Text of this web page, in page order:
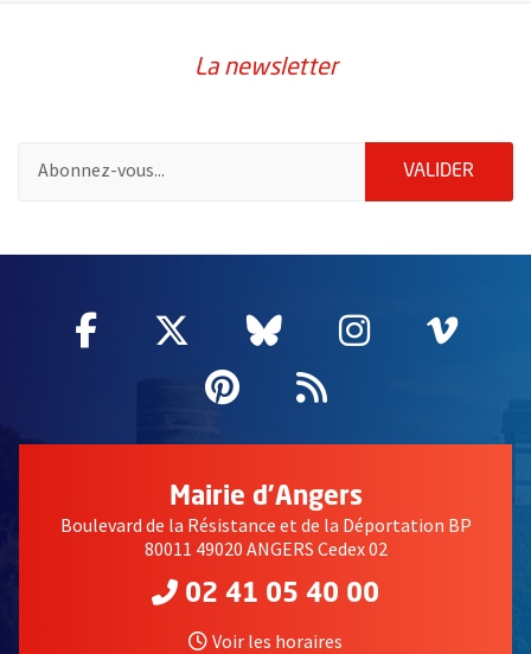
La newsletter
VALIDER
Facebook
, Ouvre une nouvelle fenêtre
Twitter
, Ouvre une nouvelle
Bluesky
, Ouvre une
Instagram
, Ouvre
,
Pinterest
, Ouvre une
Flux RSS
Mairie d'Angers
Boulevard de la Résistance et de la Déportation BP
80011 49020 ANGERS Cedex 02
02 41 05 40 00
Voir les horaires